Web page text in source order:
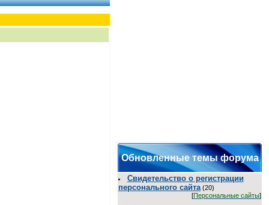
Обновленные темы форума
Свидетельство о регистрации
персонального сайта (20)
[Персональные сайты]